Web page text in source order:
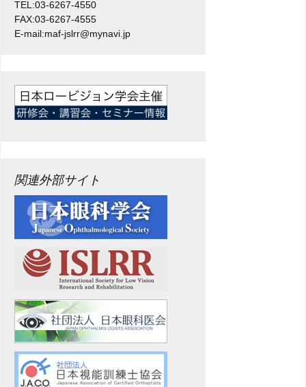
TEL:03-6267-4550
FAX:03-6267-4555
E-mail:maf-jslrr@mynavi.jp
関連外部サイト